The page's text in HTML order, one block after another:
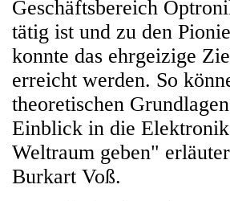
Geschäftsbereich
tätig ist und zu den
konnte das ehrgeizige
erreicht werden. So
theoretischen
Einblick in die
Weltraum geben"
Burkart Voß.